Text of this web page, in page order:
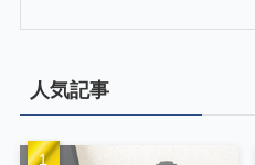
人気記事